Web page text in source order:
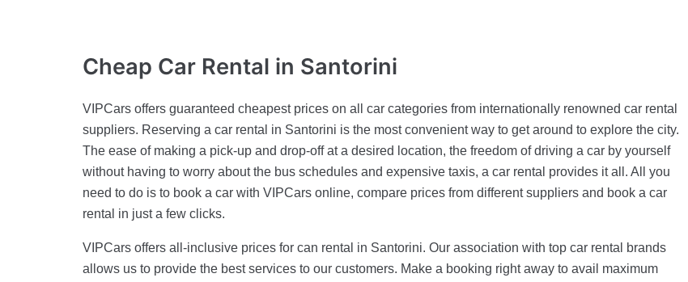
Cheap Car Rental in Santorini
VIPCars offers guaranteed cheapest prices on all car categories from internationally renowned car rental
suppliers. Reserving a car rental in Santorini is the most convenient way to get around to explore the city.
The ease of making a pick-up and drop-off at a desired location, the freedom of driving a car by yourself
without having to worry about the bus schedules and expensive taxis, a car rental provides it all. All you
need to do is to book a car with VIPCars online, compare prices from different suppliers and book a car
rental in just a few clicks.
VIPCars offers all-inclusive prices for can rental in Santorini. Our association with top car rental brands
allows us to provide the best services to our customers. Make a booking right away to avail maximum